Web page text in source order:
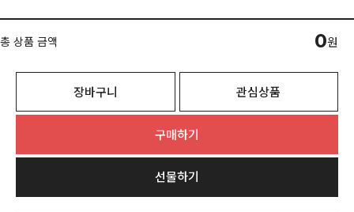
총 상품 금액 0원
장바구니 관심상품
구매하기
선물하기